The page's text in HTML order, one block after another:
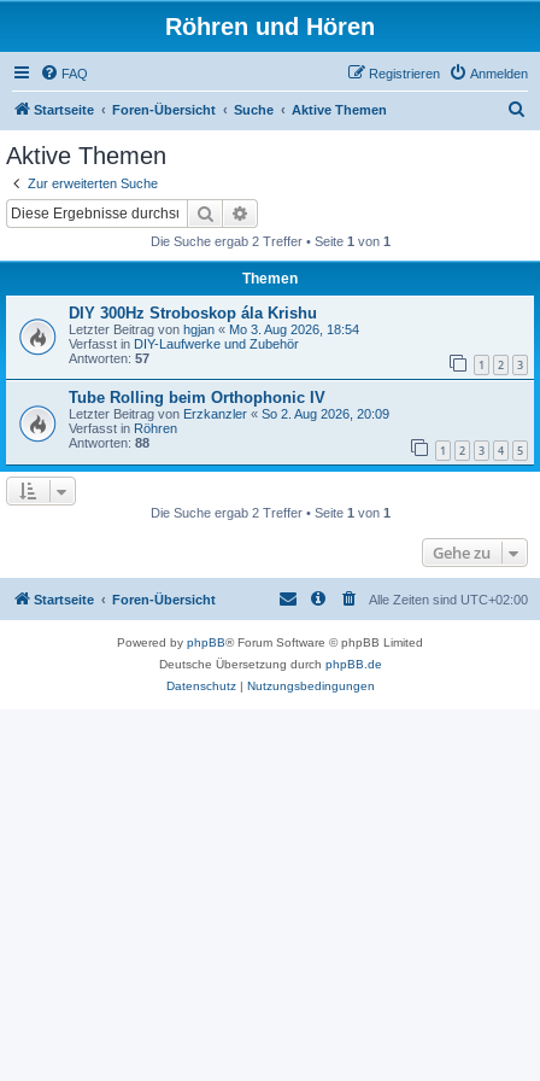
Röhren und Hören
FAQ Anmelden
Registrieren
Startseite Foren-Übersicht Suche Aktive Themen
Aktive Themen
Zur erweiterten Suche
Suche
Die Suche ergab 2 Treffer • Seite 1 von 1
Themen
DIY 300Hz Stroboskop ála Krishu
Letzter Beitrag von hgjan « Mo 3. Aug 2026, 18:54
Verfasst in DIY-Laufwerke und Zubehör
Antworten: 57 1 2 3
Tube Rolling beim Orthophonic IV
Letzter Beitrag von Erzkanzler « So 2. Aug 2026, 20:09
Verfasst in Röhren
Antworten: 88 1 2 3 4 5
Die Suche ergab 2 Treffer • Seite 1 von 1
Gehe zu
Startseite Foren-Übersicht Alle Zeiten sind UTC+02:00
Powered by phpBB® Forum Software © phpBB Limited
Deutsche Übersetzung durch phpBB.de
Datenschutz| Nutzungsbedingungen